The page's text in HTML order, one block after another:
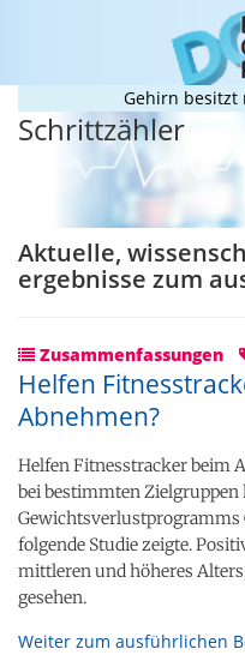
Gehirn besitzt
Schrittzähler
Aktuelle,
ergebnisse zum
Zusammenfassungen
Helfen
Abnehmen?
Helfen Fitnesstracker beim
bei bestimmten
Gewichtsverlustprogramms
folgende Studie zeigte.
mittleren und höheres
gesehen.
Weiter zum ausführlichen